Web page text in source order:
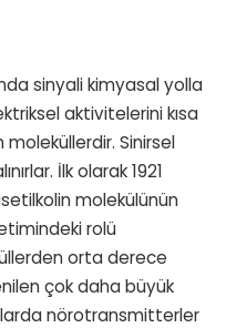
sinyali kimyasal yolla
aktivitelerini kısa
Sinirsel
İlk olarak 1921
molekülünün
rolü
orta derece
çok daha büyük
nörotransmitterler